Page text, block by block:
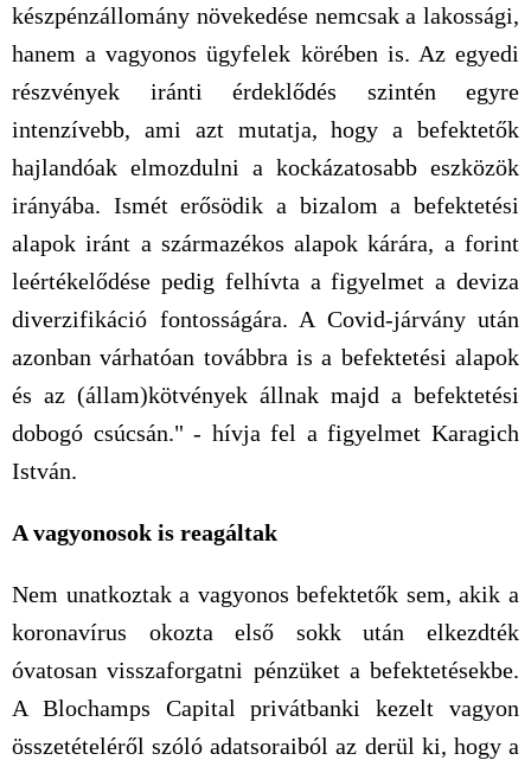
készpénzállomány növekedése nemcsak a lakossági,
hanem a vagyonos ügyfelek körében is. Az egyedi
részvények iránti érdeklődés szintén egyre
intenzívebb, ami azt mutatja, hogy a befektetők
hajlandóak elmozdulni a kockázatosabb eszközök
irányába. Ismét erősödik a bizalom a befektetési
alapok iránt a származékos alapok kárára, a forint
leértékelődése pedig felhívta a figyelmet a deviza
diverzifikáció fontosságára. A Covid-járvány után
azonban várhatóan továbbra is a befektetési alapok
és az (állam)kötvények állnak majd a befektetési
dobogó csúcsán." - hívja fel a figyelmet Karagich
István.
A vagyonosok is reagáltak
Nem unatkoztak a vagyonos befektetők sem, akik a
koronavírus okozta első sokk után elkezdték
óvatosan visszaforgatni pénzüket a befektetésekbe.
A Blochamps Capital privátbanki kezelt vagyon
összetételéről szóló adatsoraiból az derül ki, hogy a